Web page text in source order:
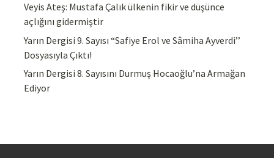
Veyis Ateş: Mustafa Çalık ülkenin fikir ve düşünce
açlığını gidermiştir
Yarın Dergisi 9. Sayısı “Safiye Erol ve Sâmiha Ayverdi’’
Dosyasıyla Çıktı!
Yarın Dergisi 8. Sayısını Durmuş Hocaoğlu’na Armağan
Ediyor